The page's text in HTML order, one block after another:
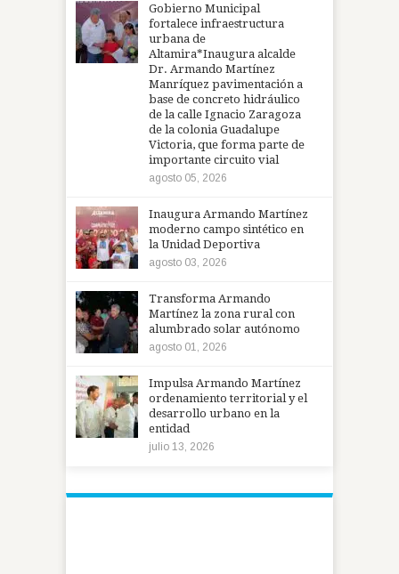
Gobierno Municipal
fortalece infraestructura
urbana de
Altamira*Inaugura alcalde
Dr. Armando Martínez
Manríquez pavimentación a
base de concreto hidráulico
de la calle Ignacio Zaragoza
de la colonia Guadalupe
Victoria, que forma parte de
importante circuito vial
agosto 05, 2026
Inaugura Armando Martínez
moderno campo sintético en
la Unidad Deportiva
agosto 03, 2026
Transforma Armando
Martínez la zona rural con
alumbrado solar autónomo
agosto 01, 2026
Impulsa Armando Martínez
ordenamiento territorial y el
desarrollo urbano en la
entidad
julio 13, 2026